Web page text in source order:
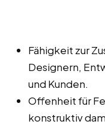
Fähigkeit zur
Designern,
und Kunden.
Offenheit für
konstruktiv